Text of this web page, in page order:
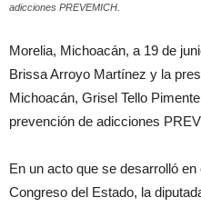
adicciones PREVEMICH.
Morelia, Michoacán, a 19 de
Brissa Arroyo Martínez y la
Michoacán, Grisel Tello
prevención de adicciones
En un acto que se desarrolló
Congreso del Estado, la